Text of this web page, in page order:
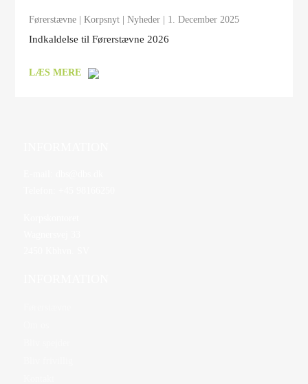
Førerstævne |Korpsnyt |Nyheder | 1. December 2025
Indkaldelse til Førerstævne 2026
LÆS MERE